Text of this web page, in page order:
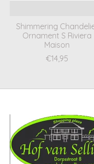
Shimmering
Ornament S Riviera
Maison
€14,95